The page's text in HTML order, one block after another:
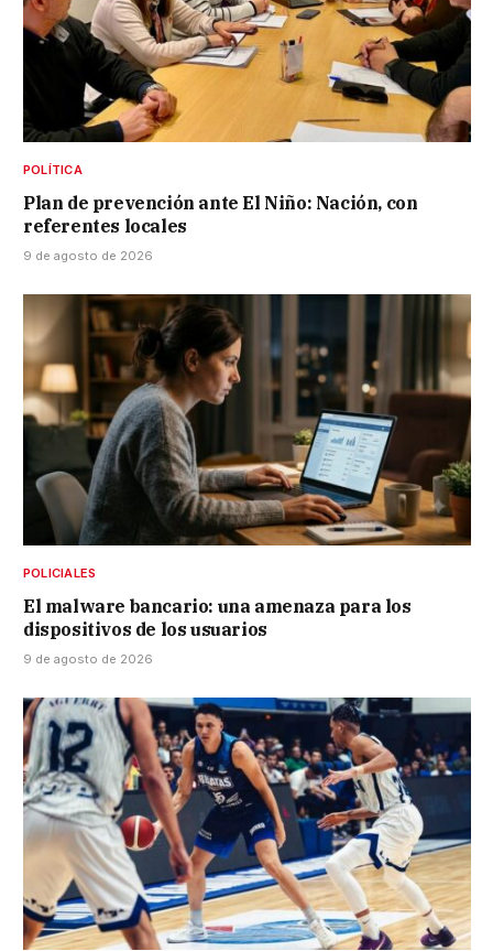
POLÍTICA
Plan de prevención ante El Niño: Nación, con
referentes locales
9 de agosto de 2026
POLICIALES
El malware bancario: una amenaza para los
dispositivos de los usuarios
9 de agosto de 2026